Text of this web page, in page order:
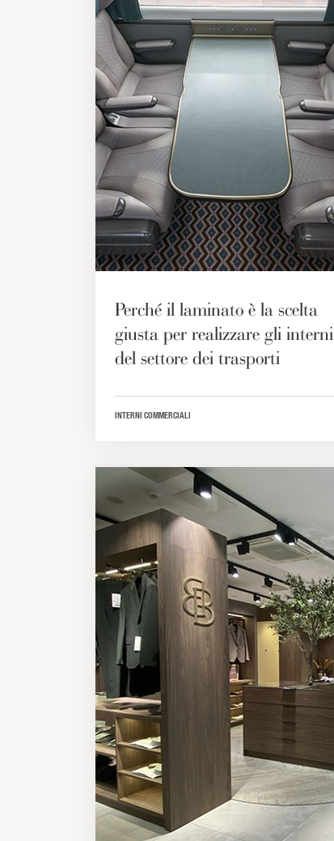
Perché il laminato è la scelta
giusta per realizzare gli interni
del settore dei trasporti
INTERNI COMMERCIALI